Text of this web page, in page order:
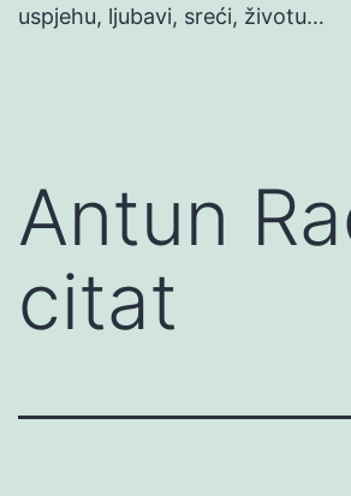
uspjehu, ljubavi, sreći, životu…
Antun
citat